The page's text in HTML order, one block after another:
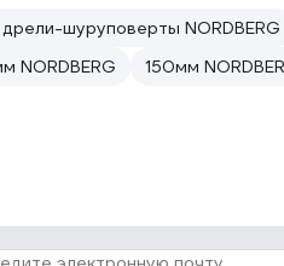
шуруповерты NORDBERG
NORDBERG 150мм